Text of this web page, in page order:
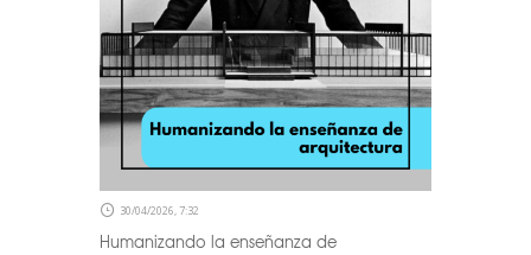
30/04/2026, 7:32
Humanizando la enseñanza de